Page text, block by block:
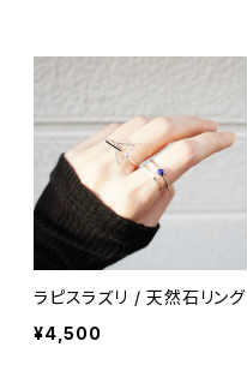
ラピスラズリ / 天然石リング
¥4,500